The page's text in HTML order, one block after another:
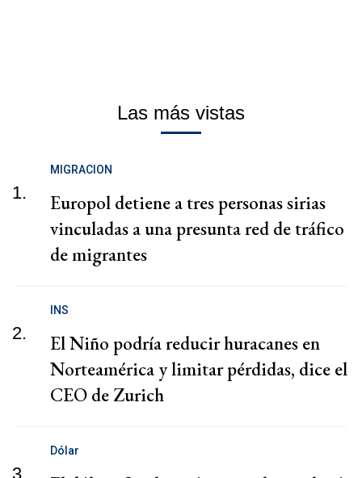
Las más vistas
1.
MIGRACION
Europol detiene a tres personas sirias
vinculadas a una presunta red de tráfico
de migrantes
2.
INS
El Niño podría reducir huracanes en
Norteamérica y limitar pérdidas, dice el
CEO de Zurich
3.
Dólar